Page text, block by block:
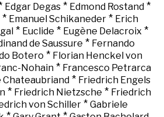
Edgar Degas * Edmond Rostand *
* Emanuel Schikaneder * Erich
* Euclide * Eugène Delacroix *
de Saussure * Fernando
Botero * Florian Henckel von
Nohain* Francesco Petrarca
Chateaubriand* Friedrich Engels
* Friedrich Nietzsche * Friedrich
von Schiller * Gabriele